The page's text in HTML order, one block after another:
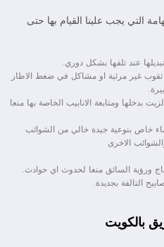
التي يجب علينا القيام بها حتى
عند تلفها بشكل دوري.
ثقوب غير مرئية او مشاكل في ضغط الاطار
ومتابعة الانابيب الخاصة بها منعا
خاص بنوعية جيدة خالي من الشوائب
الاخرى
ورؤية السائق منعا لحدوث اي حوادث.
التالفة بجديدة.
بالكويت